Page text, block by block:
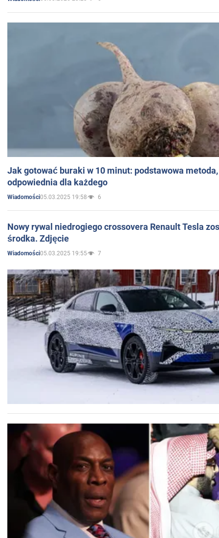
Jak gotować buraki w 10 minut: podstawowa
odpowiednia dla każdego
Wiadomości05.03.2025 19:58 6
Nowy rywal niedrogiego crossovera Renault Tesla
środka. Zdjęcie
Wiadomości05.03.2025 19:55 7